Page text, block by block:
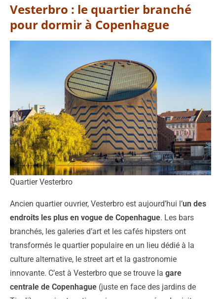
Vesterbro : le quartier branché
pour dormir à Copenhague
Quartier Vesterbro
Ancien quartier ouvrier, Vesterbro est aujourd’hui l’un des
endroits les plus en vogue de Copenhague. Les bars
branchés, les galeries d’art et les cafés hipsters ont
transformés le quartier populaire en un lieu dédié à la
culture alternative, le street art et la gastronomie
innovante. C’est à Vesterbro que se trouve la gare
centrale de Copenhague (juste en face des jardins de